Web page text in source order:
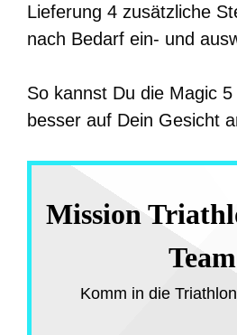
Lieferung 4 zusätzliche
nach Bedarf ein- und
So kannst Du die Magic
besser auf Dein Gesicht
Mission
Team
Komm in die